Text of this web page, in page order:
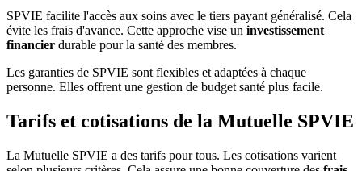
SPVIE facilite l'accès aux soins avec le tiers payant généralisé. Cela
évite les frais d'avance. Cette approche vise un investissement
financier durable pour la santé des membres.
Les garanties de SPVIE sont flexibles et adaptées à chaque
personne. Elles offrent une gestion de budget santé plus facile.
Tarifs et cotisations de la Mutuelle SPVIE
La Mutuelle SPVIE a des tarifs pour tous. Les cotisations varient